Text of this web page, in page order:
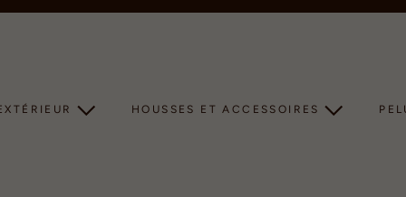
HOUSSES ET ACCESSOIRES